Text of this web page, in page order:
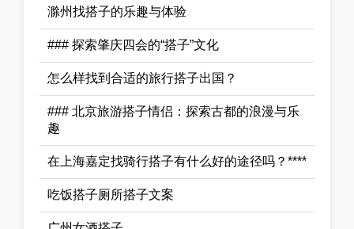
滁州找搭子的乐趣与体验
### 探索肇庆四会的“搭子”文化
怎么样找到合适的旅行搭子出国？
### 北京旅游搭子情侣：探索古都的浪漫与乐
趣
在上海嘉定找骑行搭子有什么好的途径吗？****
吃饭搭子厕所搭子文案